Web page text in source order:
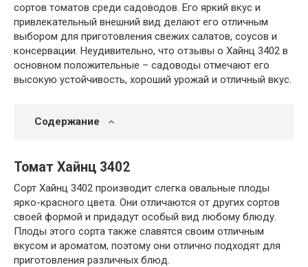
сортов томатов среди садоводов. Его яркий вкус и
привлекательный внешний вид делают его отличным
выбором для приготовления свежих салатов, соусов и
консервации. Неудивительно, что отзывы о Хайнц 3402 в
основном положительные – садоводы отмечают его
высокую устойчивость, хороший урожай и отличный вкус.
Содержание
Томат Хайнц 3402
Сорт Хайнц 3402 производит слегка овальные плоды
ярко-красного цвета. Они отличаются от других сортов
своей формой и придадут особый вид любому блюду.
Плоды этого сорта также славятся своим отличным
вкусом и ароматом, поэтому они отлично подходят для
приготовления различных блюд.